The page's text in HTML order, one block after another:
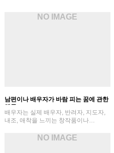
NO IMAGE
남편이나 배우자가 바람 피는 꿈에 관한
해몽
배우자는 실제 배우자, 반려자, 지도자,
내조, 애착을 느끼는 창작품이나…
NO IMAGE